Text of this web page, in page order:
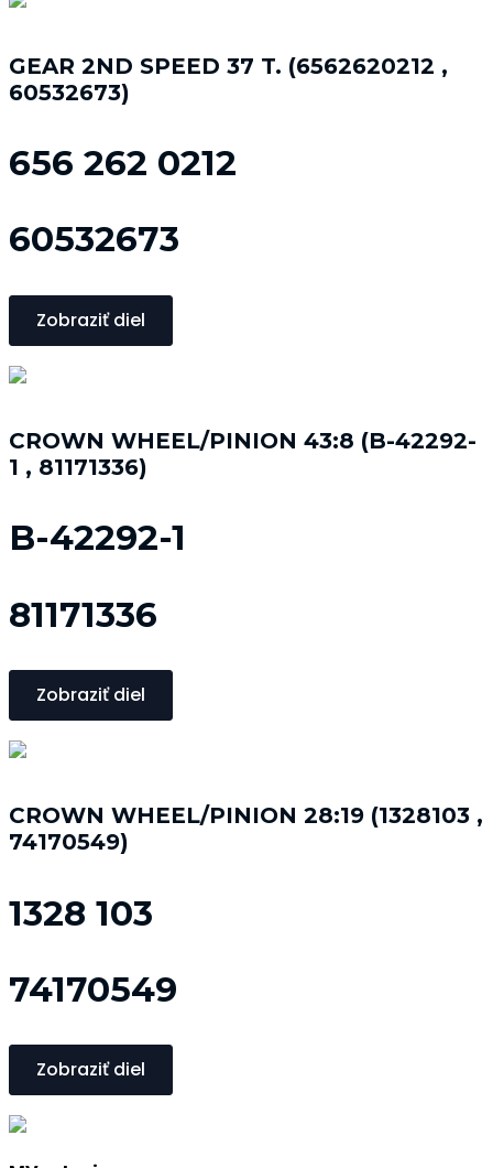
GEAR 2ND SPEED 37 T. (6562620212 ,
60532673)
656 262 0212
60532673
Zobraziť diel
CROWN WHEEL/PINION 43:8 (B-42292-
1 , 81171336)
B-42292-1
81171336
Zobraziť diel
CROWN WHEEL/PINION 28:19 (1328103 ,
74170549)
1328 103
74170549
Zobraziť diel